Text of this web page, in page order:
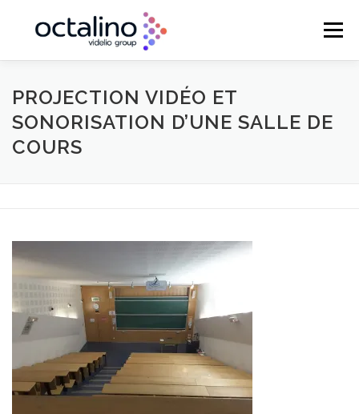
Menu
ACCUEIL VENTE & INTÉGRATION
MAINTENANCE
PROJECTION VIDÉO ET
SONORISATION D’UNE SALLE DE
COURS